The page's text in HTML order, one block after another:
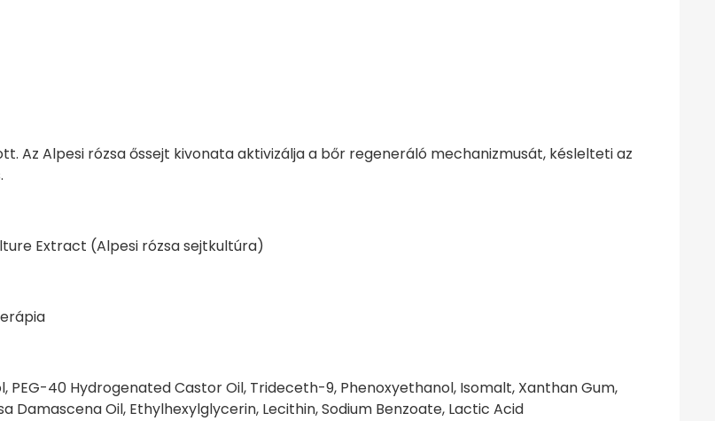
Az Alpesi rózsa őssejt kivonata aktivizálja a bőr regeneráló mechanizmusát, késlelteti az
Extract (Alpesi rózsa sejtkultúra)
PEG-40 Hydrogenated Castor Oil, Trideceth-9, Phenoxyethanol, Isomalt, Xanthan Gum,
Damascena Oil, Ethylhexylglycerin, Lecithin, Sodium Benzoate, Lactic Acid